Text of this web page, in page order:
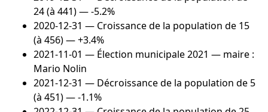
24 (à 441) — -5.2%
2020-12-31 — Croissance de la population de 15
(à 456) — +3.4%
2021-11-01 — Élection municipale 2021 — maire :
Mario Nolin
2021-12-31 — Décroissance de la population de 5
(à 451) — -1.1%